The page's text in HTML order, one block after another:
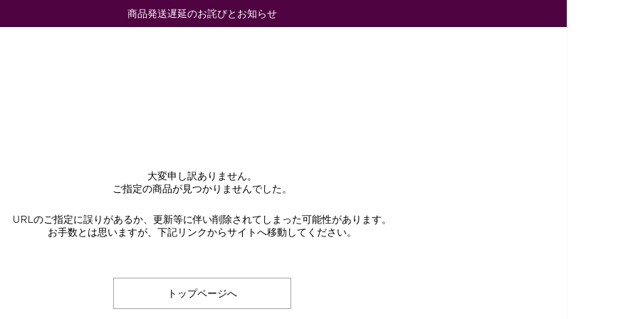
商品発送遅延のお詫びとお知らせ
大変申し訳ありません。
ご指定の商品が見つかりませんでした。
URLのご指定に誤りがあるか、更新等に伴い削除されてしまった可能性があります。
お手数とは思いますが、下記リンクからサイトへ移動してください。
トップページへ